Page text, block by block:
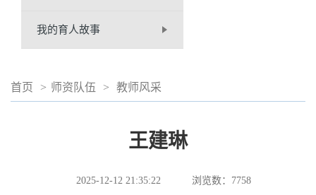
我的育人故事
首页 > 师资队伍 > 教师风采
王建琳
2025-12-12 21:35:22 浏览数： 7758